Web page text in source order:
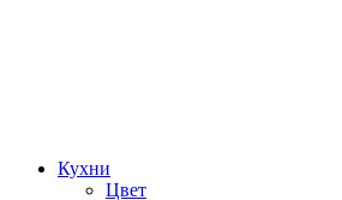
Кухни
Цвет